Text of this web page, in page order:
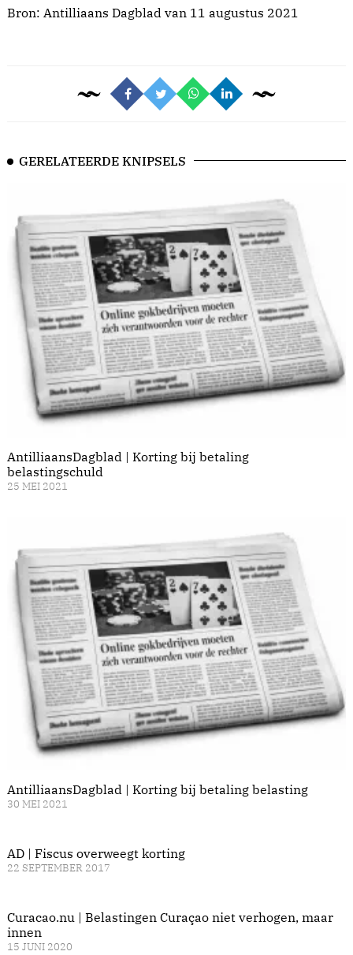
Bron: Antilliaans Dagblad van 11 augustus 2021
GERELATEERDE KNIPSELS
AntilliaansDagblad | Korting bij betaling
belastingschuld
25 MEI 2021
AntilliaansDagblad | Korting bij betaling belasting
30 MEI 2021
AD | Fiscus overweegt korting
22 SEPTEMBER 2017
Curacao.nu | Belastingen Curaçao niet verhogen, maar
innen
15 JUNI 2020